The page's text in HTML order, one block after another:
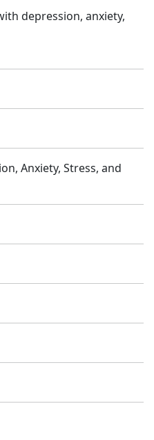
depression, anxiety,
Anxiety, Stress, and